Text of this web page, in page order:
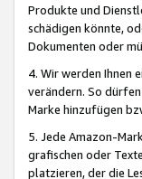
Produkte und
schädigen könnte,
Dokumenten oder
4. Wir werden Ihnen
verändern. So
Marke hinzufügen
5. Jede Amazon-
grafischen oder
platzieren, der die